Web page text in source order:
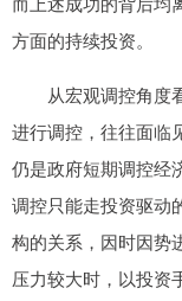
方面的持续投资。
从宏观调控角度看
进行调控，往往面临
仍是政府短期调控经
调控只能走投资驱动
构的关系，因时因势
压力较大时，以投资